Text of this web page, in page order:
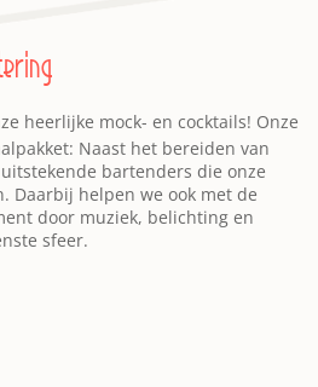
heerlijke mock- en cocktails! Onze
Naast het bereiden van
bartenders die onze
Daarbij helpen we ook met de
door muziek, belichting en
sfeer.